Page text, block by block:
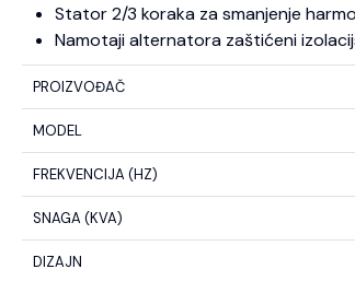
Stator 2/3 koraka za smanjenje
Namotaji alternatora zaštićeni
PROIZVOĐAČ
MODEL
FREKVENCIJA (HZ)
SNAGA (KVA)
DIZAJN